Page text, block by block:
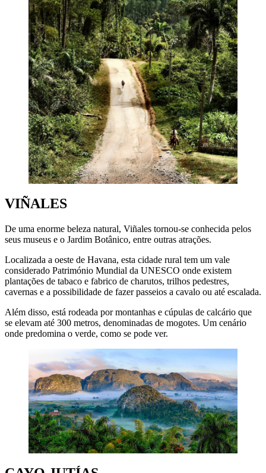
VIÑALES
De uma enorme beleza natural, Viñales tornou-se conhecida pelos
seus museus e o Jardim Botânico, entre outras atrações.
Localizada a oeste de Havana, esta cidade rural tem um vale
considerado Património Mundial da UNESCO onde existem
plantações de tabaco e fabrico de charutos, trilhos pedestres,
cavernas e a possibilidade de fazer passeios a cavalo ou até escalada.
Além disso, está rodeada por montanhas e cúpulas de calcário que
se elevam até 300 metros, denominadas de mogotes. Um cenário
onde predomina o verde, como se pode ver.